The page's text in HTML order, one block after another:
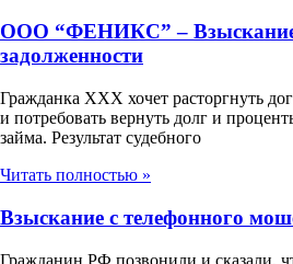
ООО “ФЕНИКС” – Взыскание
задолженности
Гражданка ХХХ хочет расторгнуть
и потребовать вернуть долг и
займа. Результат судебного
Читать полностью »
Взыскание с телефонного
Гражданин РФ позвонили и сказали,